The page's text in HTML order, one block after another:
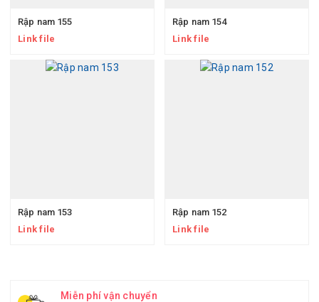
Rập nam 155
Link file
Rập nam 154
Link file
Rập nam 153
Link file
Rập nam 152
Link file
Miễn phí vận chuyển